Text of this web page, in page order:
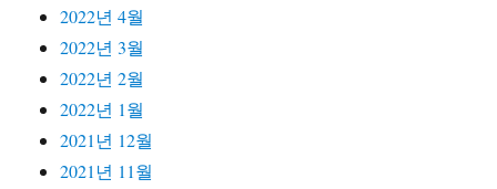
2022년 4월
2022년 3월
2022년 2월
2022년 1월
2021년 12월
2021년 11월